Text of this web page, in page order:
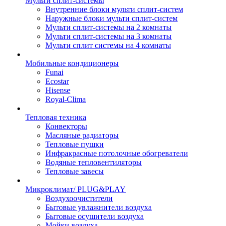
Внутренние блоки мульти сплит-систем
Наружные блоки мульти сплит-систем
Мульти сплит-системы на 2 комнаты
Мульти сплит-системы на 3 комнаты
Мульти сплит системы на 4 комнаты
Мобильные кондиционеры
Funai
Ecostar
Hisense
Royal-Clima
Тепловая техника
Конвекторы
Масляные радиаторы
Тепловые пушки
Инфракрасные потолочные обогреватели
Водяные тепловентиляторы
Тепловые завесы
Микроклимат/ PLUG&PLAY
Воздухоочистители
Бытовые увлажнители воздуха
Бытовые осушители воздуха